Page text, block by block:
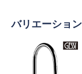
バリエーション